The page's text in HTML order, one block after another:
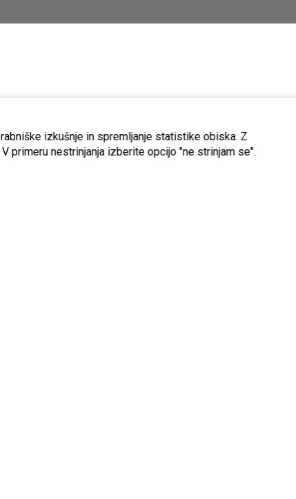
izkušnje in spremljanje statistike obiska. Z
primeru nestrinjanja izberite opcijo "ne strinjam se".